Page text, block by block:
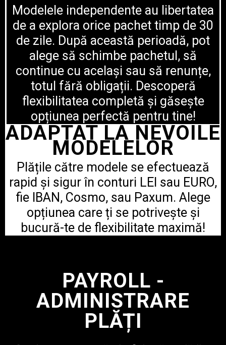
Modelele independente au libertatea
de a explora orice pachet timp de 30
de zile. După această perioadă, pot
alege să schimbe pachetul, să
continue cu același sau să renunțe,
totul fără obligații. Descoperă
flexibilitatea completă și găsește
opțiunea perfectă pentru tine!
ADAPTAT LA NEVOILE
MODELELOR
Plățile către modele se efectuează
rapid și sigur în conturi LEI sau EURO,
fie IBAN, Cosmo, sau Paxum. Alege
opțiunea care ți se potrivește și
bucură-te de flexibilitate maximă!
PAYROLL -
ADMINISTRARE
PLĂȚI